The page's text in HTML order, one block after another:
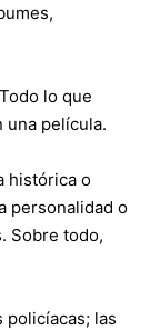
lo que
una película.
histórica o
personalidad o
Sobre todo,
policíacas; las